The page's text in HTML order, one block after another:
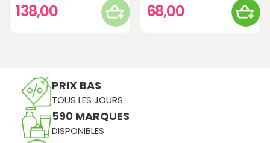
138,00 68,00
PRIX BAS
TOUS LES JOURS
590 MARQUES
DISPONIBLES